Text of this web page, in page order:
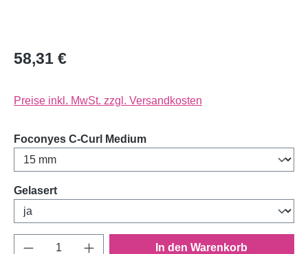
58,31 €
Preise inkl. MwSt. zzgl. Versandkosten
Foconyes C-Curl Mediumauswählen
Gelasertauswählen
Produkt Anzahl: Gib den gewünschten
In den Warenkorb